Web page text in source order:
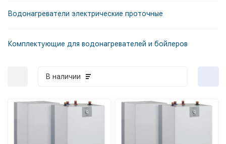
Водонагреватели электрические проточные
Комплектующие для водонагревателей и бойлеров
В наличии